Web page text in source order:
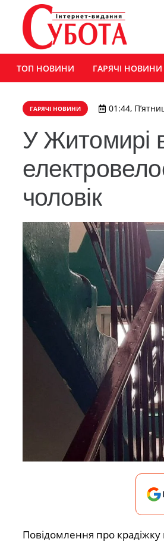
ТОП НОВИНИ ГАРЯЧІ НОВИНИ
ГАРЯЧІ НОВИНИ 01:44,
У Житомирі
чоловік
Повідомлення про